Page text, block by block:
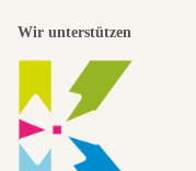
Wir unterstützen